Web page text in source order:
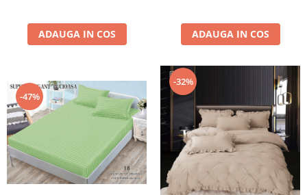
ADAUGA IN COS ADAUGA IN COS
-47%
-32%